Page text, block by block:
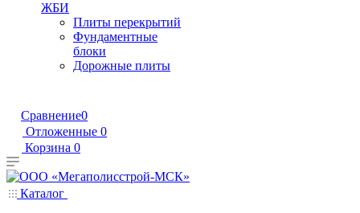
ЖБИ
Плиты перекрытий
Фундаментные
блоки
Дорожные плиты
Сравнение0
Отложенные 0
Корзина 0
Каталог